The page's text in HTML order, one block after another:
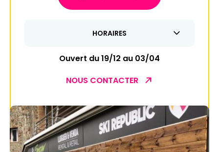
HORAIRES
Ouvert du 19/12 au 03/04
NOUS CONTACTER